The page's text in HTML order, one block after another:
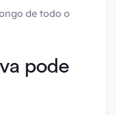
de todo o
pode